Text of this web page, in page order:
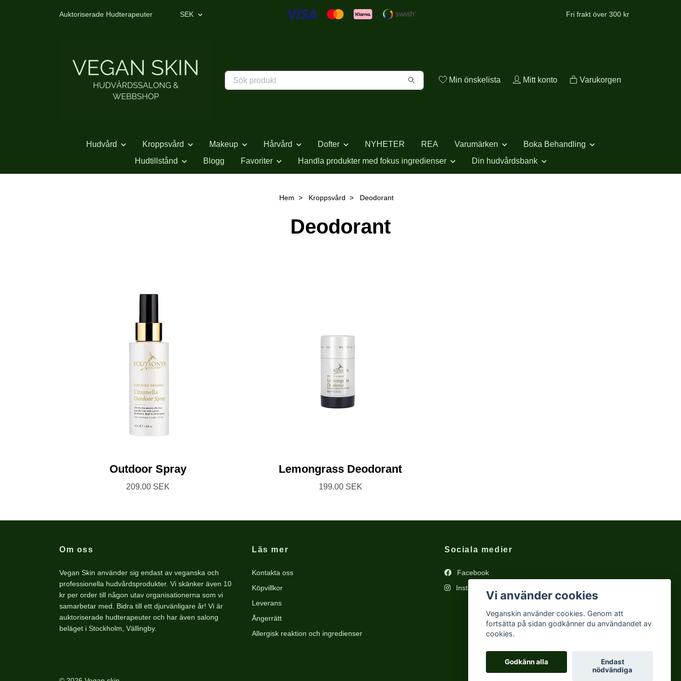
Auktoriserade Hudterapeuter SEK Fri frakt över 300 kr
Min önskelista Mitt konto Varukorgen
Hudvård Kroppsvård Makeup Hårvård Dofter NYHETER REA Varumärken
Boka Behandling
Hudtillstånd
Blogg Favoriter Handla produkter med fokus ingredienser Din hudvårdsbank
Hem Kroppsvård Deodorant
Deodorant
Outdoor Spray
209.00 SEK
Lemongrass Deodorant
199.00 SEK
Om oss
Vegan Skin använder sig endast av veganska och
professionella hudvårdsprodukter. Vi skänker även 10
kr per order till någon utav organisationerna som vi
samarbetar med. Bidra till ett djurvänligare år! Vi är
auktoriserade hudterapeuter och har även salong
beläget i Stockholm, Vällingby.
Läs mer
Kontakta oss
Köpvillkor
Leverans
Ångerrätt
Allergisk reaktion och ingredienser
Sociala medier
Facebook
Instagram
Vi använder cookies
Veganskin använder cookies. Genom att
fortsätta på sidan godkänner du användandet av
cookies.
Godkänn alla
Endast
nödvändiga